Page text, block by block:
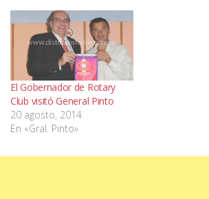
El Gobernador de Rotary
Club visitó General Pinto
20 agosto, 2014
En «Gral. Pinto»